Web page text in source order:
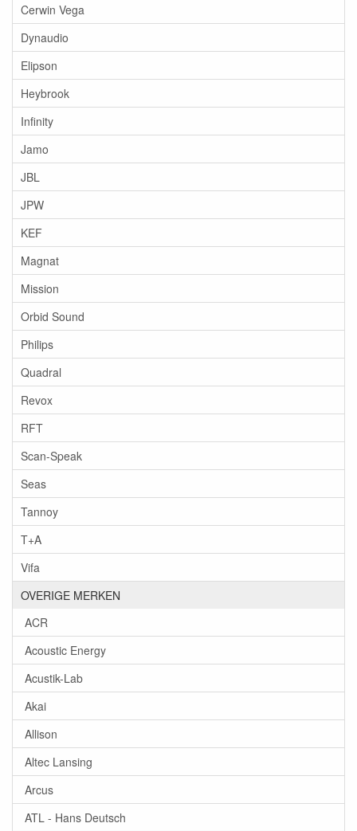
Cerwin Vega
Dynaudio
Elipson
Heybrook
Infinity
Jamo
JBL
JPW
KEF
Magnat
Mission
Orbid Sound
Philips
Quadral
Revox
RFT
Scan-Speak
Seas
Tannoy
T+A
Vifa
OVERIGE MERKEN
ACR
Acoustic Energy
Acustik-Lab
Akai
Allison
Altec Lansing
Arcus
ATL - Hans Deutsch